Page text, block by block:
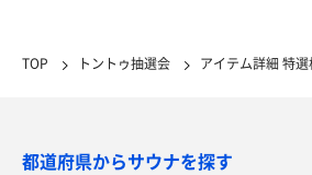
TOP トントゥ抽選会 アイテム詳細 特
都道府県からサウナを探す